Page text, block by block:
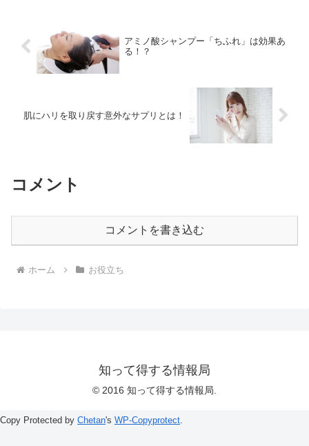
アミノ酸シャンプー「ちふれ」は効果あ
る！？
肌にハリを取り戻す意外なサプリとは！
コメント
コメントを書き込む
ホーム お役立ち
知って得する情報局
© 2016 知って得する情報局.
Copy Protected by Chetan's WP-Copyprotect.